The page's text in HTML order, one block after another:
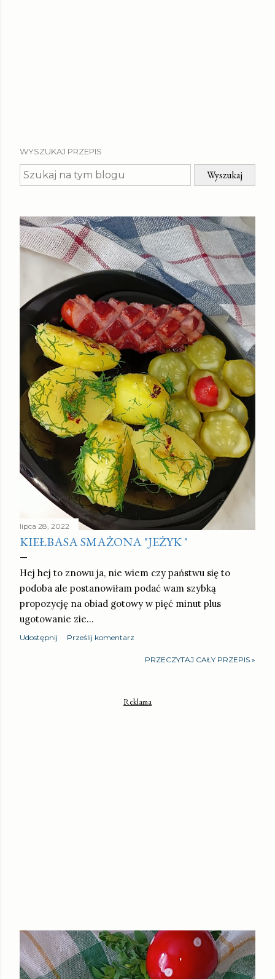
WYSZUKAJ PRZEPIS
lipca 28, 2022
KIEŁBASA SMAŻONA "JEŻYK "
Hej hej to znowu ja, nie wiem czy państwu się to
podoba ale postanowiłam podać wam szybką
propozycję na obiad gotowy w pięć minut plus
ugotowanie zie…
Udostępnij Prześlij komentarz
PRZECZYTAJ CAŁY PRZEPIS »